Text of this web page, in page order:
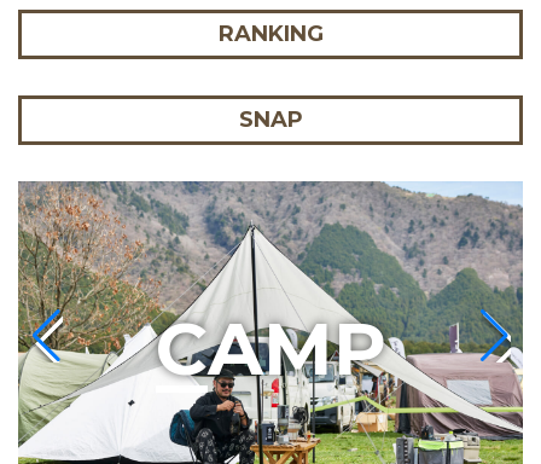
RANKING
SNAP
CAMP